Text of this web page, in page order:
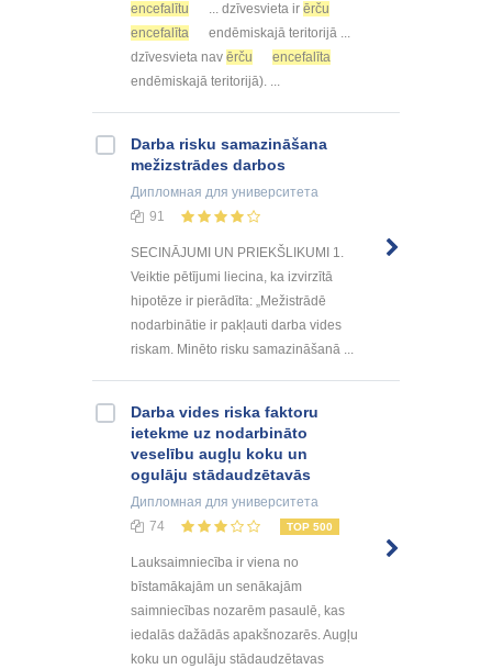
encefalītu
... dzīvesvieta ir ērču
encefalīta
endēmiskajā teritorijā ...
dzīvesvieta nav ērču
encefalīta
endēmiskajā teritorijā). ...
Darba risku samazināšana
mežizstrādes darbos
Дипломная для университета
91
SECINĀJUMI UN PRIEKŠLIKUMI 1.
Veiktie pētījumi liecina, ka izvirzītā
hipotēze ir pierādīta: „Mežistrādē
nodarbinātie ir pakļauti darba vides
riskam. Minēto risku samazināšanā ...
Darba vides riska faktoru
ietekme uz nodarbināto
veselību augļu koku un
ogulāju stādaudzētavās
Дипломная для университета
74
TOP 500
Lauksaimniecība ir viena no
bīstamākajām un senākajām
saimniecības nozarēm pasaulē, kas
iedalās dažādās apakšnozarēs. Augļu
koku un ogulāju stādaudzētavas